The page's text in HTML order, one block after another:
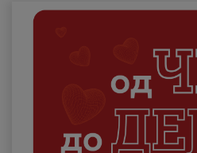
Деловни